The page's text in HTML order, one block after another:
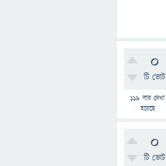
0
টি ভোট
119 বার দেখা
হয়েছে
0
টি ভোট